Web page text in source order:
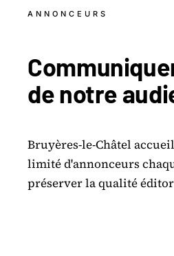
ANNONCEURS
de notre
Bruyères-le-Châtel
limité d'annonceurs
préserver la qualité